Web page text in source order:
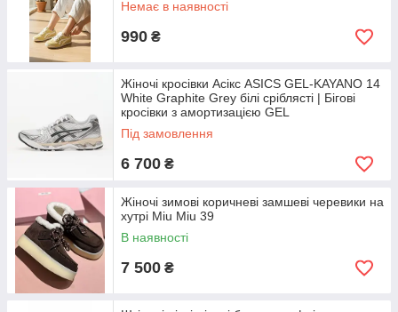
Немає в наявності
990 ₴
Жіночі кросівки Асікс ASICS GEL-KAYANO 14
White Graphite Grey білі сріблясті | Бігові
кросівки з амортизацією GEL
Під замовлення
6 700 ₴
Жіночі зимові коричневі замшеві черевики на
хутрі Miu Miu 39
В наявності
7 500 ₴